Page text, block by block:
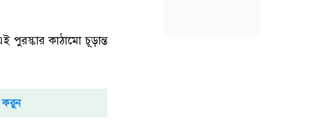
পুরস্কার কাঠামো চূড়ান্ত
করুন